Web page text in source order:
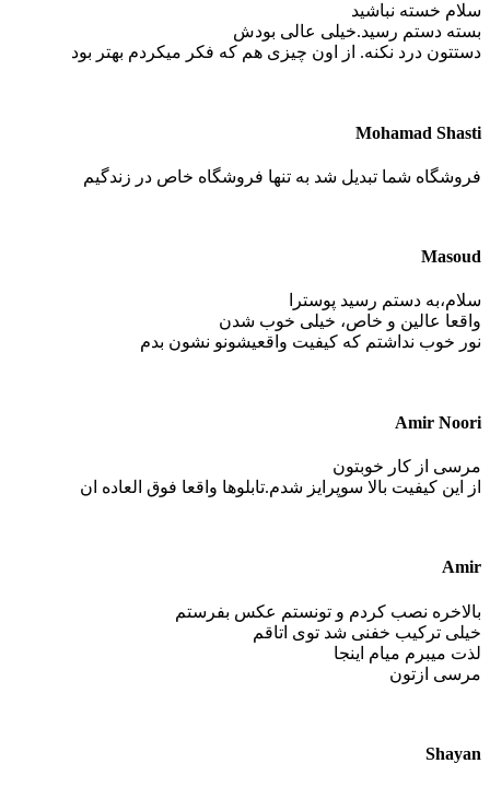
سلام خسته نباشید
بسته دستم رسید.‌خیلی عالی بودش
دستتون درد نکنه. از اون چیزی هم که فکر میکردم بهتر بود
Mohamad Shasti
فروشگاه شما تبدیل شد به تنها فروشگاه خاص در زندگیم
Masoud
سلام،به دستم رسید پوسترا
واقعا عالین و خاص، خیلی خوب شدن
نور خوب نداشتم که کیفیت واقعیشونو نشون بدم
Amir Noori
مرسی از کار خوبتون
از این کیفیت بالا سوپرایز شدم.تابلوها واقعا فوق العاده ان
Amir
بالاخره نصب کردم و تونستم عکس بفرستم
خیلی ترکیب خفنی شد توی اتاقم
لذت میبرم میام اینجا
مرسی ازتون
Shayan